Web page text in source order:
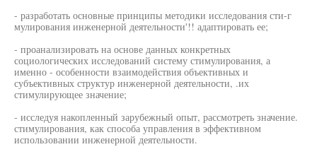
- разработать основные принципы методики исследования сти-г
мулирования инженерной деятельности'!! адаптировать ее;
- проанализировать на основе данных конкретных
социологических исследований систему стимулирования, а
именно - особенности взаимодействия объективных и
субъективных структур инженерной деятельности, .их
стимулирующее значение;
- исследуя накопленный зарубежный опыт, рассмотреть значение.
стимулирования, как способа управления в эффективном
использовании инженерной деятельности.